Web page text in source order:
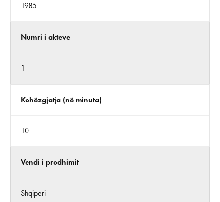
1985
Numri i akteve
1
Kohëzgjatja (në minuta)
10
Vendi i prodhimit
Shqiperi